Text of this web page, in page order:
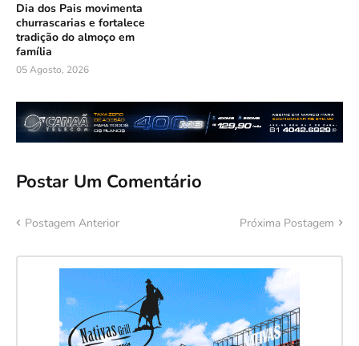
Dia dos Pais movimenta
churrascarias e fortalece
tradição do almoço em
família
05 Agosto, 2026
Postar Um Comentário
Postagem Anterior Próxima Postagem